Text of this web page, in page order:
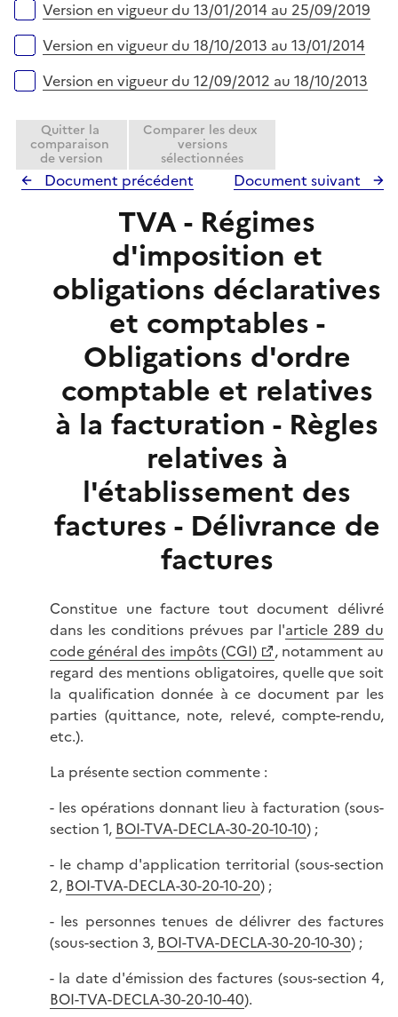
eVersion en vigueur du 13/01/2014 au 25/09/2019
Version en vigueur du 18/10/2013 au 13/01/2014
Version en vigueur du 12/09/2012 au 18/10/2013
Quitter la
comparaison
de version
Comparer les deux
versions
sélectionnées
Document précédent Document suivant
TVA - Régimes
d'imposition et
obligations déclaratives
et comptables -
Obligations d'ordre
comptable et relatives
à la facturation - Règles
relatives à
l'établissement des
factures - Délivrance de
factures
Constitue une facture tout document délivré
dans les conditions prévues par l'article 289 du
code général des impôts (CGI)
, notamment au
regard des mentions obligatoires, quelle que soit
la qualification donnée à ce document par les
parties (quittance, note, relevé, compte-rendu,
etc.).
La présente section commente :
- les opérations donnant lieu à facturation (sous-
section 1, BOI-TVA-DECLA-30-20-10-10) ;
- le champ d'application territorial (sous-section
2, BOI-TVA-DECLA-30-20-10-20) ;
- les personnes tenues de délivrer des factures
(sous-section 3, BOI-TVA-DECLA-30-20-10-30) ;
- la date d'émission des factures (sous-section 4,
BOI-TVA-DECLA-30-20-10-40).